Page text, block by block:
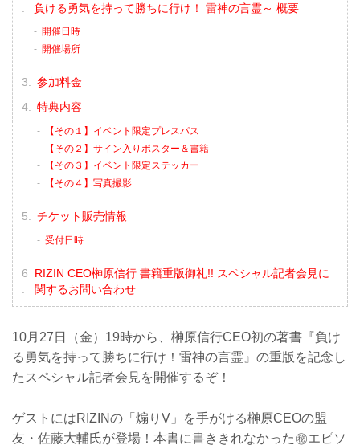
負ける勇気を持って勝ちに行け！ 雷神の言霊～ 概要
開催日時
開催場所
参加料金
特典内容
【その１】イベント限定プレスパス
【その２】サイン入りポスター＆書籍
【その３】イベント限定ステッカー
【その４】写真撮影
チケット販売情報
受付日時
RIZIN CEO榊原信行 書籍重版御礼!! スペシャル記者会見に
関するお問い合わせ
10月27日（金）19時から、榊原信行CEO初の著書『負け
る勇気を持って勝ちに行け！雷神の言霊』の重版を記念し
たスペシャル記者会見を開催するぞ！
ゲストにはRIZINの「煽りV」を手がける榊原CEOの盟
友・佐藤大輔氏が登場！本書に書ききれなかった㊙︎エピソ